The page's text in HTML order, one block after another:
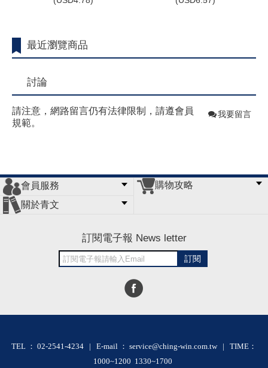
最近瀏覽商品
討論
請注意，網路留言仍有法律限制，請遵會員
規範。
我要留言
會員服務
會員辦法
客服信箱
隱私條款
網站導覽
購物攻略
關於青文
訂閱電子報 News letter
訂閱
TEL ： 02-2541-4234 | E-mail ： service@ching-win.com.tw | TIME：
1000~1200 1330~1700